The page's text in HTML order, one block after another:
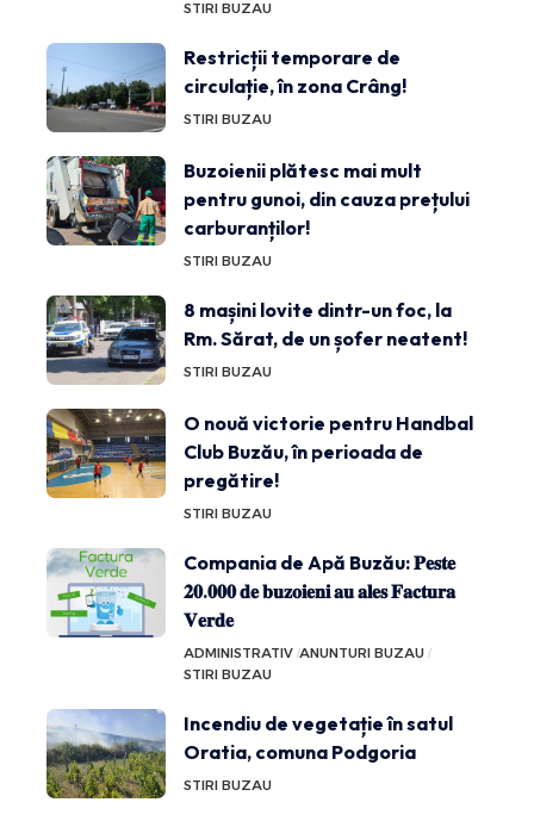
STIRI BUZAU
Restricții temporare de
circulație, în zona Crâng!
STIRI BUZAU
Buzoienii plătesc mai mult
pentru gunoi, din cauza prețului
carburanților!
STIRI BUZAU
8 mașini lovite dintr-un foc, la
Rm. Sărat, de un șofer neatent!
STIRI BUZAU
O nouă victorie pentru Handbal
Club Buzău, în perioada de
pregătire!
STIRI BUZAU
Compania de Apă Buzău: 𝐏𝐞𝐬𝐭𝐞
𝟐𝟎.𝟎𝟎𝟎 𝐝𝐞 𝐛𝐮𝐳𝐨𝐢𝐞𝐧𝐢 𝐚𝐮 𝐚𝐥𝐞𝐬 𝐅𝐚𝐜𝐭𝐮𝐫𝐚
𝐕𝐞𝐫𝐝𝐞
ADMINISTRATIV ANUNTURI BUZAU
STIRI BUZAU
Incendiu de vegetație în satul
Oratia, comuna Podgoria
STIRI BUZAU